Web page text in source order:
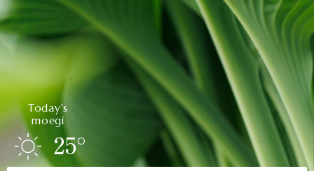
Today's
moegi
25°